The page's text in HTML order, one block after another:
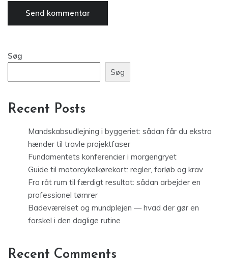
Søg
Søg
Recent Posts
Mandskabsudlejning i byggeriet: sådan får du ekstra
hænder til travle projektfaser
Fundamentets konferencier i morgengryet
Guide til motorcykelkørekort: regler, forløb og krav
Fra råt rum til færdigt resultat: sådan arbejder en
professionel tømrer
Badeværelset og mundplejen — hvad der gør en
forskel i den daglige rutine
Recent Comments